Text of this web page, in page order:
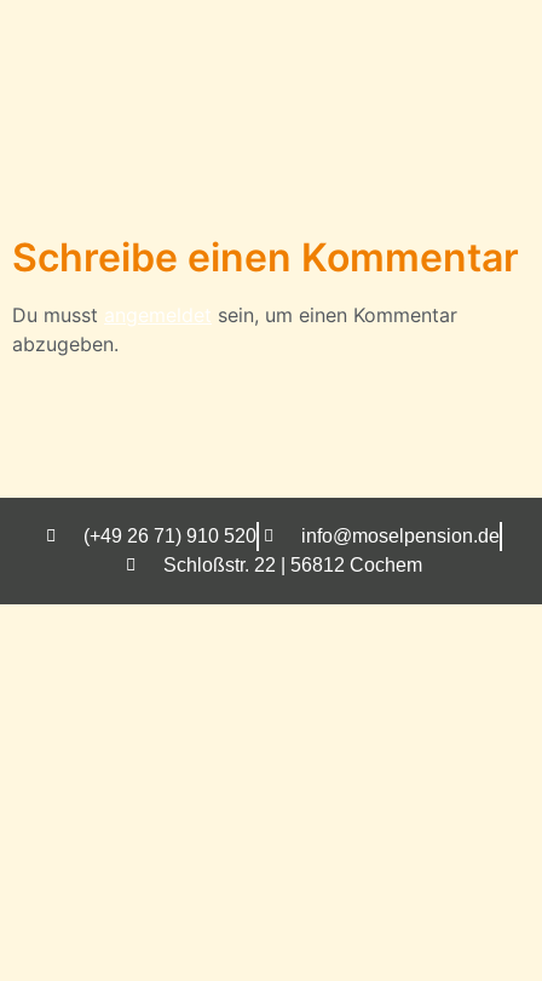
Schreibe einen Kommentar
Du musst angemeldet sein, um einen Kommentar
abzugeben.
(+49 26 71) 910 520
info@moselpension.de
Schloßstr. 22 | 56812 Cochem